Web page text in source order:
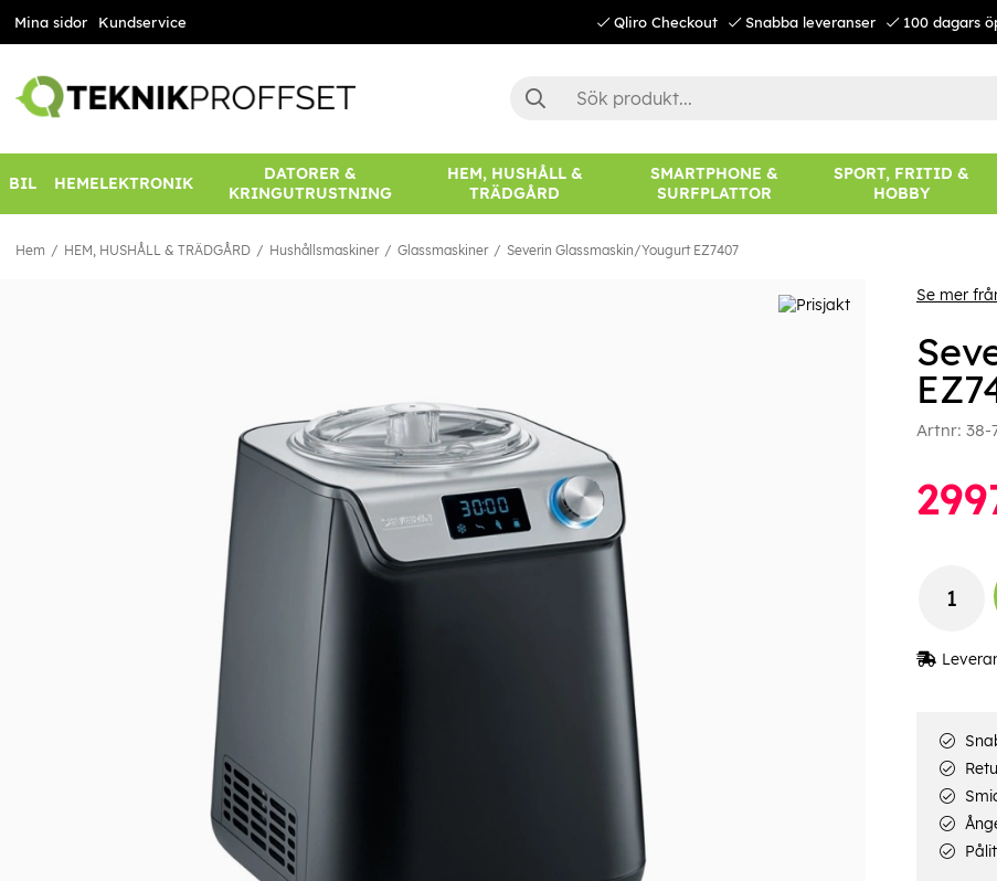
Mina sidor Kundservice Qliro Checkout Snabba leveranser 100 dagars
BIL HEMELEKTRONIK
DATORER &
KRINGUTRUSTNING
HEM, HUSHÅLL &
TRÄDGÅRD
SMARTPHONE &
SURFPLATTOR
SPORT, FRITID &
HOBBY
Hem HEM, HUSHÅLL & TRÄDGÅRD Hushållsmaskiner Glassmaskiner Severin Glassmaskin/Yougurt EZ7407
Se mer
Artnr: 38-